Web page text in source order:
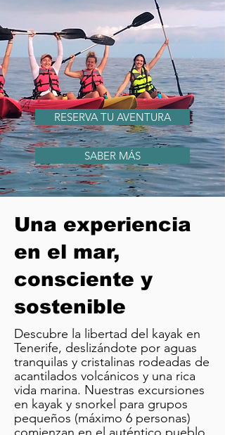
RESERVA TU AVENTURA
SABER MÁS
Una experiencia
en el mar,
consciente y
sostenible
Descubre la libertad del kayak en
Tenerife, deslizándote por aguas
tranquilas y cristalinas rodeadas de
acantilados volcánicos y una rica
vida marina. Nuestras excursiones
en kayak y snorkel para grupos
pequeños (máximo 6 personas)